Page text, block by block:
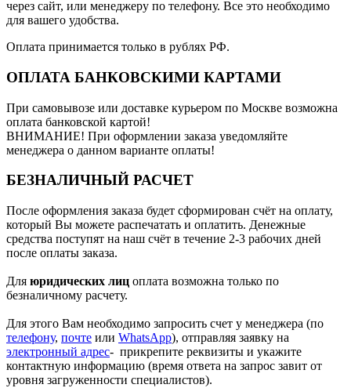
через сайт, или менеджеру по телефону. Все это необходимо
для вашего удобства.
Оплата принимается только в рублях РФ.
ОПЛАТА БАНКОВСКИМИ КАРТАМИ
При самовывозе или доставке курьером по Москве возможна
оплата банковской картой!
ВНИМАНИЕ! При оформлении заказа уведомляйте
менеджера о данном варианте оплаты!
БЕЗНАЛИЧНЫЙ РАСЧЕТ
После оформления заказа будет сформирован счёт на оплату,
который Вы можете распечатать и оплатить. Денежные
средства поступят на наш счёт в течение 2-3 рабочих дней
после оплаты заказа.
Для юридических лиц оплата возможна только по
безналичному расчету.
Для этого Вам необходимо запросить счет у менеджера (по
телефону, почте или WhatsApp), отправляя заявку на
электронный адрес- прикрепите реквизиты и укажите
контактную информацию (время ответа на запрос завит от
уровня загруженности специалистов).